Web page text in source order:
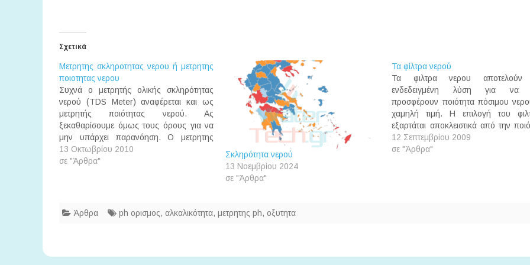
Σχετικά
Μετρητης σκληροτητας νερου ή μετρητης
ποιοτητας νερου
Συχνά ο μετρητής ολικής σκληρότητας
νερού (TDS Meter) αναφέρεται και ως
μετρητής ποιότητας νερού. Ας
ξεκαθαρίσουμε όμως τους όρους για να
μην υπάρχει παρανόηση. Ο μετρητης
σκληροτητας νερου είναι ένα ηλεκτρονικό
όργανο με το οποίο μετράμε την ολική
13 Οκτωβρίου 2010
σε "Άρθρα"
Σκληρότητα νερού
13 Νοεμβρίου 2024
σε "Άρθρα"
Τα φίλτρα νερού
Τα φιλτρα νερου αποτελούν
ενδεδειγμένη λύση για να
προσφέρουν ποιότητα πόσιμου
χαμηλή τιμή. Η επιλογή του
εξαρτάται αποκλειστικά από την
του νερού του δικτύου μας. Πολλές
είναι αναγκαία η ύπαρξη ανάλυσης
12 Σεπτεμβρίου 2009
σε "Άρθρα"
Άρθρα ph ορισμος, αλκαλικότητα, μετρητης ph, οξυτητα